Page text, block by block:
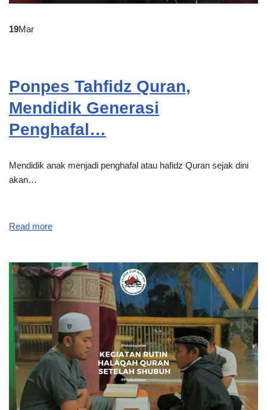
19Mar
Ponpes Tahfidz Quran,
Mendidik Generasi
Penghafal…
Mendidik anak menjadi penghafal atau hafidz Quran sejak dini
akan…
Read more